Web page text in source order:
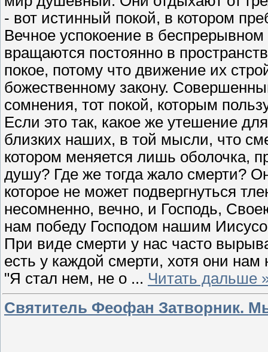
- вот истинный покой, в котором
Вечное успокоение в
вращаются постоянно в
покое, потому что движение их
божественному закону.
сомнения, тот покой, которым
Если это так, какое же утешение
близких наших, в той мысли, что
котором меняется лишь оболочка,
душу? Где же тогда жало смерти?
которое не может подвергнуться
несомненно, вечно, и Господь,
нам победу Господом нашим
При виде смерти у нас часто
есть у каждой смерти, хотя они нам
"Я стал нем, не о ... Читать дальше
Святитель Феофан Затворник.